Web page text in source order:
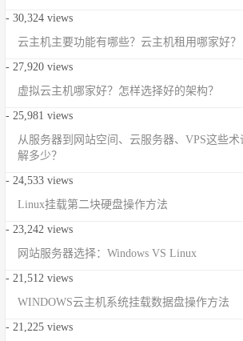
- 30,324 views
云主机主要功能有哪些？云主机租用哪家好？
- 27,920 views
虚拟云主机哪家好？怎样选择好的架构？
- 25,981 views
从服务器到网站空间、云服务器、VPS这些术
解多少？
- 24,533 views
Linux挂载第二块硬盘操作方法
- 23,242 views
网站服务器选择：Windows VS Linux
- 21,512 views
WINDOWS云主机系统挂载数据盘操作方法
- 21,225 views